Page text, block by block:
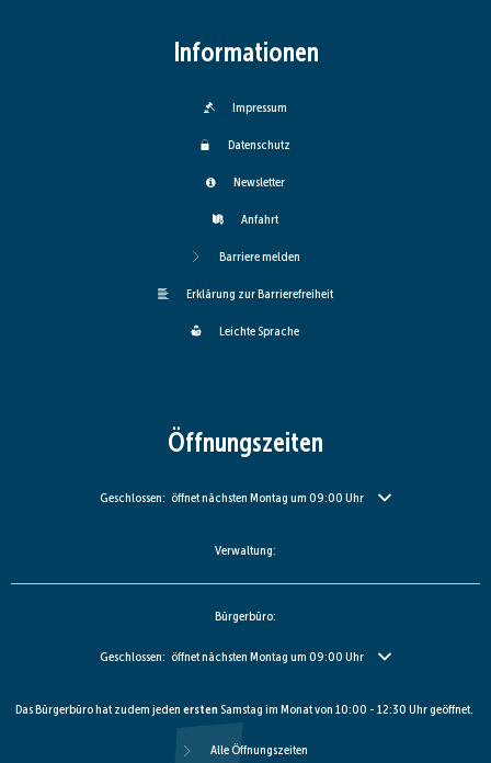
Informationen
Impressum
Datenschutz
Newsletter
Anfahrt
Barriere melden
Erklärung zur Barrierefreiheit
Leichte Sprache
Öffnungszeiten
Klicken, um weitere Öffnungs- oder Schließzeiten auszublenden
Geschlossen: öffnet nächsten Montag um 09:00 Uhr
Verwaltung:
Bürgerbüro:
Klicken, um weitere Öffnungs- oder Schließzeiten auszublenden
Geschlossen: öffnet nächsten Montag um 09:00 Uhr
Das Bürgerbüro hat zudem jeden erstenSamstag im Monat von 10:00 - 12:30 Uhr geöffnet.
Alle Öffnungszeiten